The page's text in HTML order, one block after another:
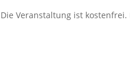
Die Veranstaltung ist